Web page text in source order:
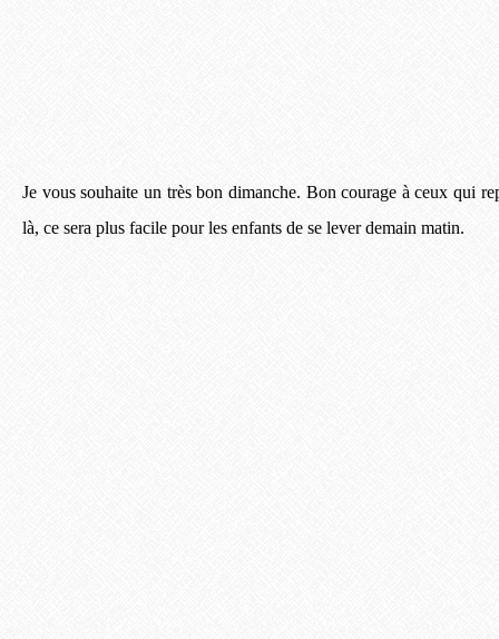
Je vous souhaite un très bon dimanche. Bon courage à ceux qui
là, ce sera plus facile pour les enfants de se lever demain matin.